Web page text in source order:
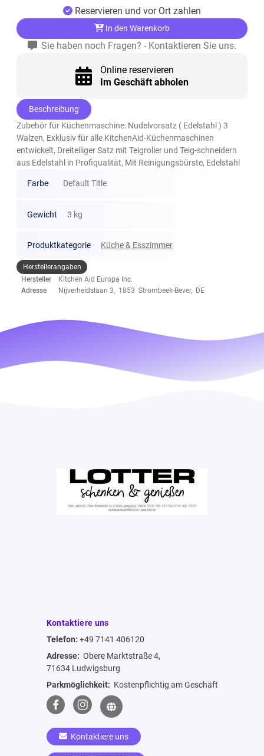
Reservieren und vor Ort zahlen
In den Warenkorb
Sie haben noch Fragen? - Kontaktieren Sie uns.
Online reservieren
Im Geschäft abholen
Beschreibung
Zubehör für Küchenmaschine: Nudelvorsatz ( Edelstahl ) 3
Walzen, Exklusiv für alle KitchenAid-Küchenmaschinen
entwickelt, Dreiteiliger Satz mit Teigroller und Teig-schneidern
aus Edelstahl in Profiqualität, Mit Reinigungsbürste, Edelstahl
Farbe Default Title
Gewicht 3 kg
Produktkategorie Küche & Esszimmer
Herstellerangaben
Hersteller
Kitchen Aid Europa Inc.
Adresse
Nijverheidslaan 3, 1853 Strombeek-Bever, DE
Kontaktiere uns
Telefon: +49 7141 406120
Adresse: Obere Marktstraße 4,
71634 Ludwigsburg
Parkmöglichkeit: Kostenpflichtig am Geschäft
Kontaktiere uns